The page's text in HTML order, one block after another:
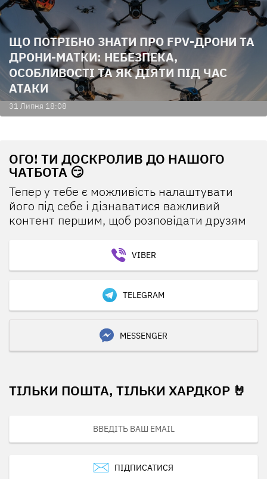
ЩО ПОТРІБНО ЗНАТИ ПРО FPV-ДРОНИ ТА
ДРОНИ-МАТКИ: НЕБЕЗПЕКА,
ОСОБЛИВОСТІ ТА ЯК ДІЯТИ ПІД ЧАС
АТАКИ
31 Липня 18:08
ОГО! ТИ ДОСКРОЛИВ ДО НАШОГО
ЧАТБОТА 😏
Тепер у тебе є можливість налаштувати
його під себе і дізнаватися важливий
контент першим, щоб розповідати друзям
VIBER
TELEGRAM
MESSENGER
ТІЛЬКИ ПОШТА, ТІЛЬКИ ХАРДКОР 🤘
ПІДПИСАТИСЯ